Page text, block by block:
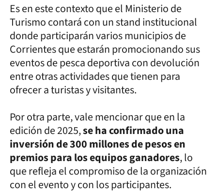
Es en este contexto que el Ministerio de
Turismo contará con un stand institucional
donde participarán varios municipios de
Corrientes que estarán promocionando sus
eventos de pesca deportiva con devolución
entre otras actividades que tienen para
ofrecer a turistas y visitantes.
Por otra parte, vale mencionar que en la
edición de 2025,se ha confirmado una
inversión de 300 millones de pesos en
premios para los equipos ganadores, lo
que refleja el compromiso de la organización
con el evento y con los participantes.